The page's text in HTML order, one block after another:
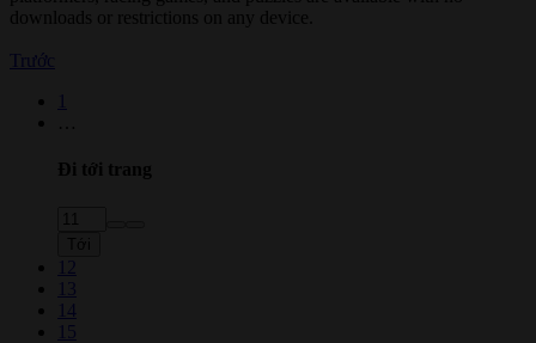
downloads or restrictions on any device.
Trước
Đi tới trang
13
14
15